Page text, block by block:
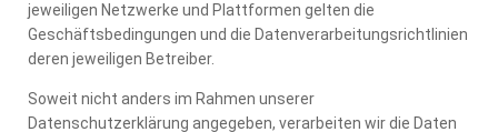
jeweiligen Netzwerke und Plattformen gelten die
Geschäftsbedingungen und die Datenverarbeitungsrichtlinien
deren jeweiligen Betreiber.
Soweit nicht anders im Rahmen unserer
Datenschutzerklärung angegeben, verarbeiten wir die Daten